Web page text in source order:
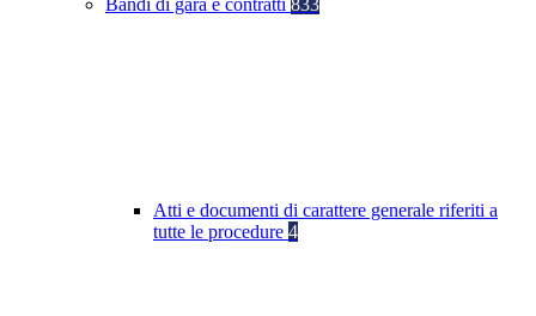
Bandi di gara e contratti 833
Atti e documenti di carattere generale riferiti a
tutte le procedure 4